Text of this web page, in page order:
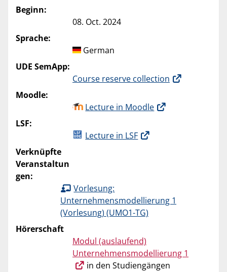
Beginn:
08. Oct. 2024
Sprache:
German
UDE SemApp:
Course reserve collection
Moodle:
Lecture in Moodle
LSF:
Lecture in LSF
Verknüpfte
Veranstaltun
gen:
Vorlesung:
Unternehmensmodellierung 1
(Vorlesung) (UMO1-TG)
Hörerschaft
Modul (auslaufend)
Unternehmensmodellierung 1
in den Studiengängen